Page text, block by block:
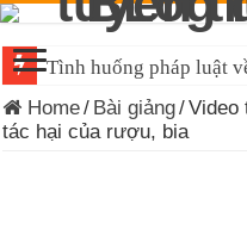
Tình huống pháp luật
Home/ Bài giảng/Video
tác hại của rượu, bia